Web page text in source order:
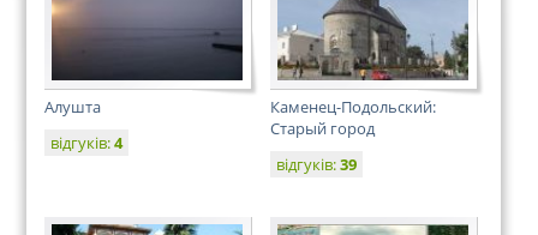
Алушта
відгуків:4
Каменец-Подольский:
Старый город
відгуків:39